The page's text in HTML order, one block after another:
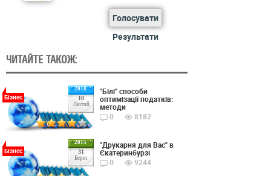
Голосувати
Результати
ЧИТАЙТЕ ТАКОЖ:
2018
10
Лютий
Бізнес
"Білі" способи
оптимізації податків:
методи
0
8182
2015
31
Берез
Бізнес
"Друкарня для Вас" в
Єкатеринбурзі
0
9244